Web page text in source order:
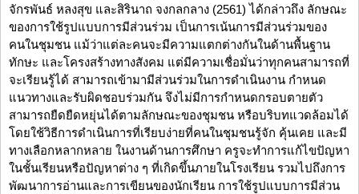
จักรพันธ์ หลงสุข และสิรินาถ จงกลกลาง (2561) ได้กล่าวถึง ลักษณะ
ของการใช้รูปแบบการมีส่วนร่วม เป็นการเน้นการมีส่วนร่วมของ
คนในชุมชน แม้ว่าแต่ละคนจะมีความแตกต่างกันในด้านพื้นฐาน
ทักษะ และโครงสร้างทางสังคม แต่มีความเชื่อมั่นว่าทุกคนสามารถที่
จะเรียนรู้ได้ สามารถเข้ามามีส่วนร่วมในการดำเนินงาน กำหนด
แนวทางและรับผิดชอบร่วมกัน จึงไม่มีการกำหนดกรอบตายตัว
สามารถยืดยืดหยุ่นได้ตามลักษณะของชุมชน หรือบริบทแวดล้อมได้
โดยใช้วิธีการดำเนินการที่เรียบง่ายที่คนในชุมชนรู้จัก คุ้นเคย และมี
ทางเลือกหลากหลาย ในงานด้านการศึกษา ครูจะทำการแก้ไขปัญหา
ในชั้นเรียนหรือปัญหาต่าง ๆ ที่เกิดขึ้นภายในโรงเรียน รวมไปถึงการ
พัฒนาการอ่านและการเขียนของนักเรียน การใช้รูปแบบการมีส่วน